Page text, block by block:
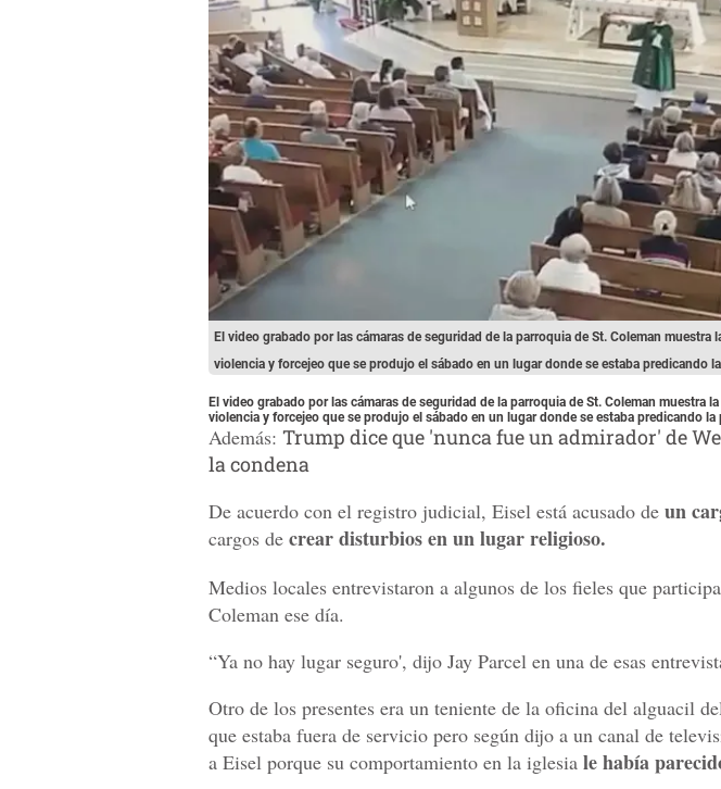
El video grabado por las cámaras de seguridad de la parroquia de St. Coleman muestra
violencia y forcejeo que se produjo el sábado en un lugar donde se estaba predicando
El video grabado por las cámaras de seguridad de la parroquia de St. Coleman muestra
violencia y forcejeo que se produjo el sábado en un lugar donde se estaba predicando la
Además: Trump dice que 'nunca fue un admirador' de
la condena
De acuerdo con el registro judicial, Eisel está acusado de un
cargos de crear disturbios en un lugar religioso.
Medios locales entrevistaron a algunos de los fieles que
Coleman ese día.
“Ya no hay lugar seguro', dijo Jay Parcel en una de esas
Otro de los presentes era un teniente de la oficina del alguacil
que estaba fuera de servicio pero según dijo a un canal de
a Eisel porque su comportamiento en la iglesia le había